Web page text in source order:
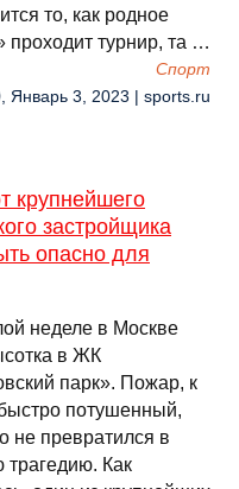
то, как родное
проходит турнир, та …
Спорт
Январь 3, 2023 | sports.ru
крупнейшего
застройщика
опасно для
неделе в Москве
в ЖК
парк». Пожар, к
потушенный,
не превратился в
трагедию. Как